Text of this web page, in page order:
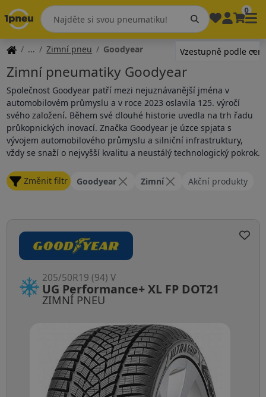
0
Zimní pneu Goodyear
Zimní pneumatiky Goodyear
Společnost Goodyear patří mezi nejuznávanější jména v
automobilovém průmyslu a v roce 2023 oslavila 125. výročí
svého založení. Během své dlouhé historie uvedla na trh řadu
průkopnických inovací. Značka Goodyear je úzce spjata s
vývojem automobilového průmyslu a silniční infrastruktury,
vždy se snaží o nejvyšší kvalitu a neustálý technologický pokrok.
Změnit filtr Goodyear Zimní Akční produkty
ZIMNÍ PNEU
UG Performance+ XL FP DOT21
205/50R19 (94) V